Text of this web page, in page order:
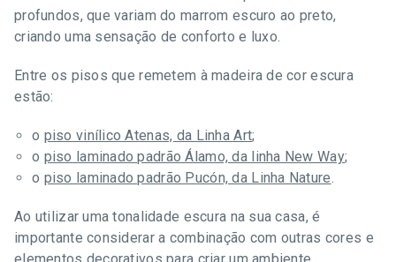
profundos, que variam do marrom escuro ao preto,
criando uma sensação de conforto e luxo.
Entre os pisos que remetem à madeira de cor escura
estão:
o piso vinílico Atenas, da Linha Art;
o piso laminado padrão Álamo, da linha New Way;
o piso laminado padrão Pucón, da Linha Nature.
Ao utilizar uma tonalidade escura na sua casa, é
importante considerar a combinação com outras cores e